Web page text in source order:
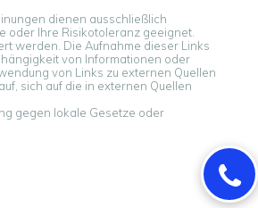
dienen ausschließlich
oder Ihre Risikotoleranz geeignet.
werden. Die Aufnahme dieser Links
von Informationen oder
von Links zu externen Quellen
sich auf die in externen Quellen
gegen lokale Gesetze oder